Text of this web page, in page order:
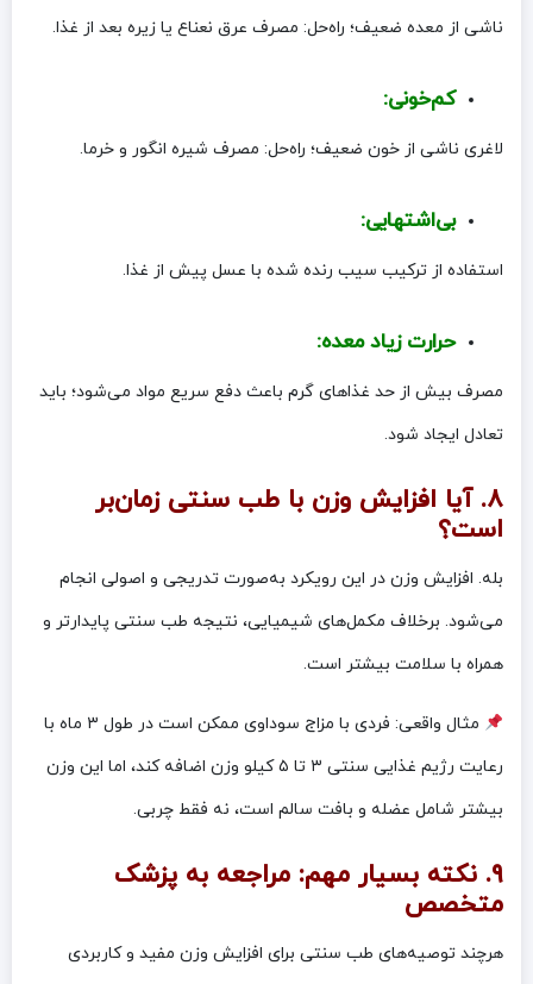
ناشی از معده ضعیف؛ راه‌حل: مصرف عرق نعناع یا زیره بعد از غذا.
کم‌خونی:
لاغری ناشی از خون ضعیف؛ راه‌حل: مصرف شیره انگور و خرما.
بی‌اشتهایی:
استفاده از ترکیب سیب رنده شده با عسل پیش از غذا.
حرارت زیاد معده:
مصرف بیش از حد غذاهای گرم باعث دفع سریع مواد می‌شود؛ باید
تعادل ایجاد شود.
۸. آیا افزایش وزن با طب سنتی زمان‌بر
است؟
بله. افزایش وزن در این رویکرد به‌صورت تدریجی و اصولی انجام
می‌شود. برخلاف مکمل‌های شیمیایی، نتیجه طب سنتی پایدارتر و
همراه با سلامت بیشتر است.
مثال واقعی: فردی با مزاج سوداوی ممکن است در طول ۳ ماه با
رعایت رژیم غذایی سنتی ۳ تا ۵ کیلو وزن اضافه کند، اما این وزن
بیشتر شامل عضله و بافت سالم است، نه فقط چربی.
۹. نکته بسیار مهم: مراجعه به پزشک
متخصص
هرچند توصیه‌های طب سنتی برای افزایش وزن مفید و کاربردی